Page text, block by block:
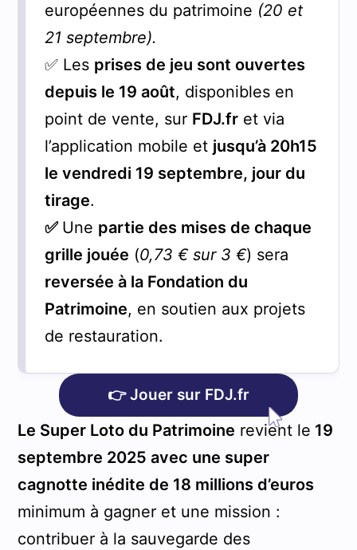
européennes du patrimoine (20 et
21 septembre).
✅ Les prises de jeu sont ouvertes
depuis le 19 août, disponibles en
point de vente, sur FDJ.fret via
l’application mobile et jusqu’à 20h15
le vendredi 19 septembre, jour du
tirage.
✅ Une partie des mises de chaque
grille jouée (0,73 € sur 3 €) sera
reversée à la Fondation du
Patrimoine, en soutien aux projets
de restauration.
👉 Jouer sur FDJ.fr
Le Super Loto du Patrimoine revient le 19
septembre 2025 avec une super
cagnotte inédite de 18 millions d’euros
minimum à gagner et une mission :
contribuer à la sauvegarde des